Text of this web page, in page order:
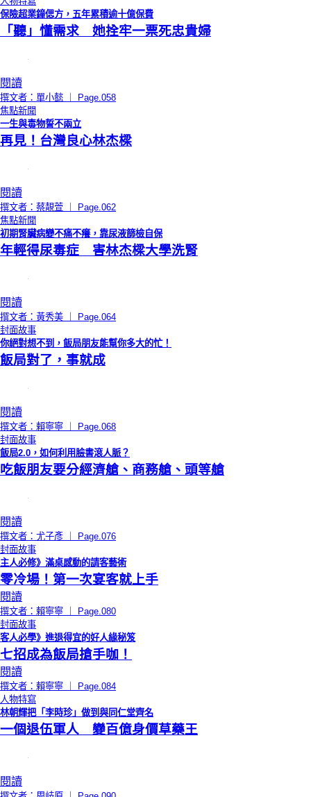
保險超業鐘偲方，五年累積逾十億保費
「聽」懂需求 她拴牢一票死忠貴婦
閱讀
撰文者：單小懿 ｜ Page.058
焦點新聞
一生與毒物誓不兩立
再見！台灣良心林杰樑
閱讀
撰文者：蔡靚萱 ｜ Page.062
焦點新聞
初期腎臟病變不痛不癢，靠尿液篩檢自保
年輕得尿毒症 害林杰樑大學洗腎
閱讀
撰文者：黃秀美 ｜ Page.064
封面故事
你絕對想不到，飯局朋友能幫你多大的忙！
飯局對了，事就成
閱讀
撰文者：賴寧寧 ｜ Page.068
封面故事
飯局2.0，如何利用臉書滾人脈？
吃飯朋友要分經濟艙、商務艙、頭等艙
閱讀
撰文者：尤子彥 ｜ Page.076
封面故事
主人必修》滿桌感動的請客藝術
零冷場！第一次宴客就上手
閱讀
撰文者：賴寧寧 ｜ Page.080
封面故事
客人必學》進退得宜的好人緣秘笈
七招成為飯局搶手咖！
閱讀
撰文者：賴寧寧 ｜ Page.084
人物特寫
林朝輝把「李時珍」做到與同仁堂齊名
一個退伍軍人 變百億身價草藥王
閱讀